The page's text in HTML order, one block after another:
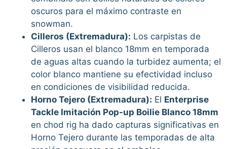
oscuros para el máximo contraste en
snowman.
Cilleros (Extremadura): Los carpistas de
Cilleros usan el blanco 18mm en temporada
de aguas altas cuando la turbidez aumenta; el
color blanco mantiene su efectividad incluso
en condiciones de visibilidad reducida.
Horno Tejero (Extremadura): El Enterprise
Tackle Imitación Pop-up Boilie Blanco 18mm
en chod rig ha dado capturas significativas en
Horno Tejero durante las temporadas de alta